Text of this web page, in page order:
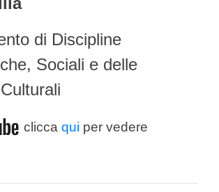
di Discipline
Sociali e delle
clicca qui per vedere